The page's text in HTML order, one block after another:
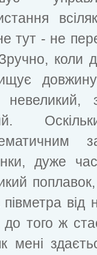
тут - не
коли
невеликий,
дуже
півметра від
до того ж
мені